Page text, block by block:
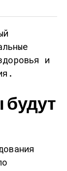
и
будут